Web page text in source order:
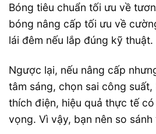
Bóng tiêu chuẩn tối ưu về
bóng nâng cấp tối ưu về
lái đêm nếu lắp đúng kỹ thuật.
Ngược lại, nếu nâng cấp
tâm sáng, chọn sai công
thích điện, hiệu quả thực tế
vọng. Vì vậy, bạn nên so